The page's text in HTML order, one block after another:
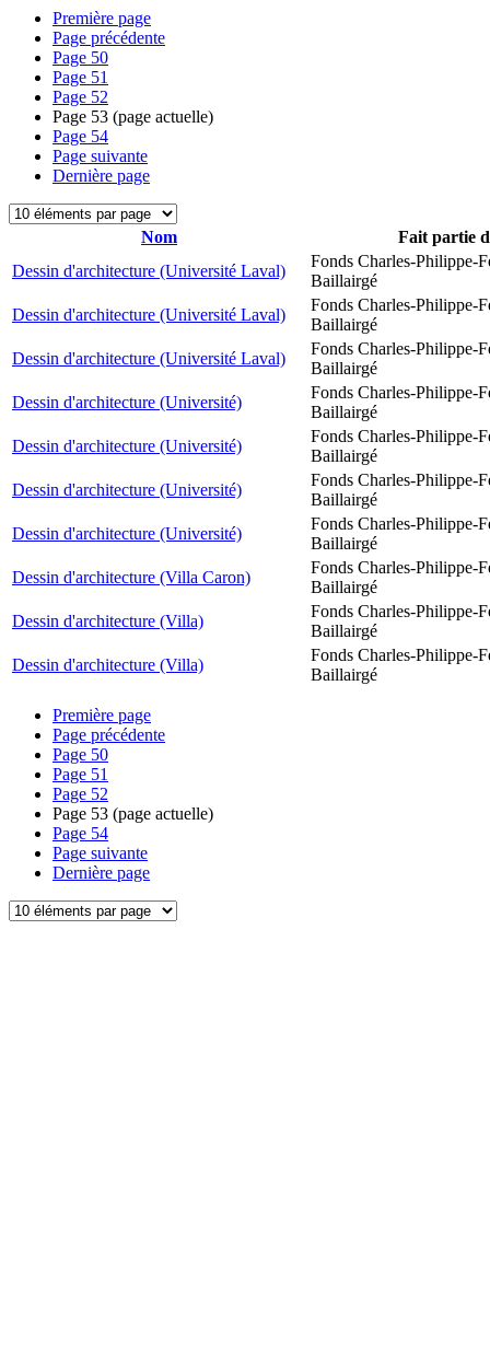
Première page
Page précédente
Page 50
Page 51
Page 52
Page 53 (page actuelle)
Page 54
Page suivante
Dernière page
Nom
Fait partie
Dessin d'architecture (Université Laval)
Fonds Charles-Philippe-
Baillairgé
Dessin d'architecture (Université Laval)
Fonds Charles-Philippe-
Baillairgé
Dessin d'architecture (Université Laval)
Fonds Charles-Philippe-
Baillairgé
Dessin d'architecture (Université)
Fonds Charles-Philippe-
Baillairgé
Dessin d'architecture (Université)
Fonds Charles-Philippe-
Baillairgé
Dessin d'architecture (Université)
Fonds Charles-Philippe-
Baillairgé
Dessin d'architecture (Université)
Fonds Charles-Philippe-
Baillairgé
Dessin d'architecture (Villa Caron)
Fonds Charles-Philippe-
Baillairgé
Dessin d'architecture (Villa)
Fonds Charles-Philippe-
Baillairgé
Dessin d'architecture (Villa)
Fonds Charles-Philippe-
Baillairgé
Première page
Page précédente
Page 50
Page 51
Page 52
Page 53 (page actuelle)
Page 54
Page suivante
Dernière page